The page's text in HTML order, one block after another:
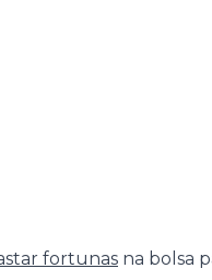
fortunas na bolsa